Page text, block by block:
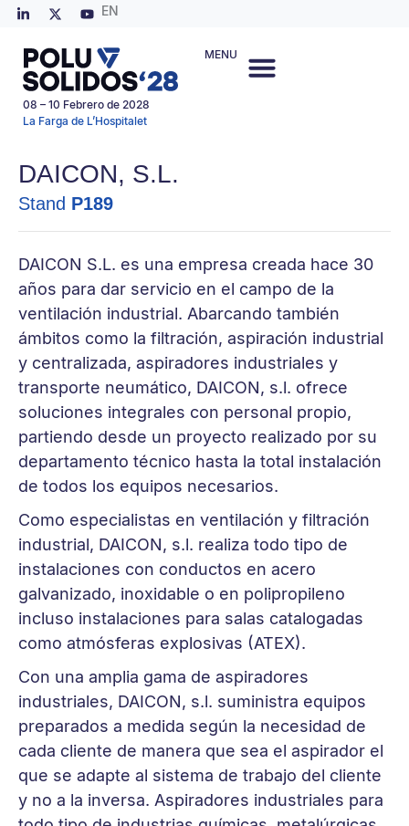
EN
08 – 10 Febrero de 2028
La Farga de L’Hospitalet
MENU
DAICON, S.L.
Stand P189
DAICON S.L. es una empresa creada hace 30
años para dar servicio en el campo de la
ventilación industrial. Abarcando también
ámbitos como la filtración, aspiración industrial
y centralizada, aspiradores industriales y
transporte neumático, DAICON, s.l. ofrece
soluciones integrales con personal propio,
partiendo desde un proyecto realizado por su
departamento técnico hasta la total instalación
de todos los equipos necesarios.
Como especialistas en ventilación y filtración
industrial, DAICON, s.l. realiza todo tipo de
instalaciones con conductos en acero
galvanizado, inoxidable o en polipropileno
incluso instalaciones para salas catalogadas
como atmósferas explosivas (ATEX).
Con una amplia gama de aspiradores
industriales, DAICON, s.l. suministra equipos
preparados a medida según la necesidad de
cada cliente de manera que sea el aspirador el
que se adapte al sistema de trabajo del cliente
y no a la inversa. Aspiradores industriales para